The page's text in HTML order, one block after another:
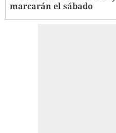
marcarán el sábado